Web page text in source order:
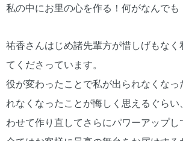
私の中にお里の心を作る！何がなんでも
祐香さんはじめ諸先輩方が惜しげもなく
てくださっています。
役が変わったことで私が出られなくなっ
れなくなったことが悔しく思えるぐらい
わせて作り直してさらにパワーアップし